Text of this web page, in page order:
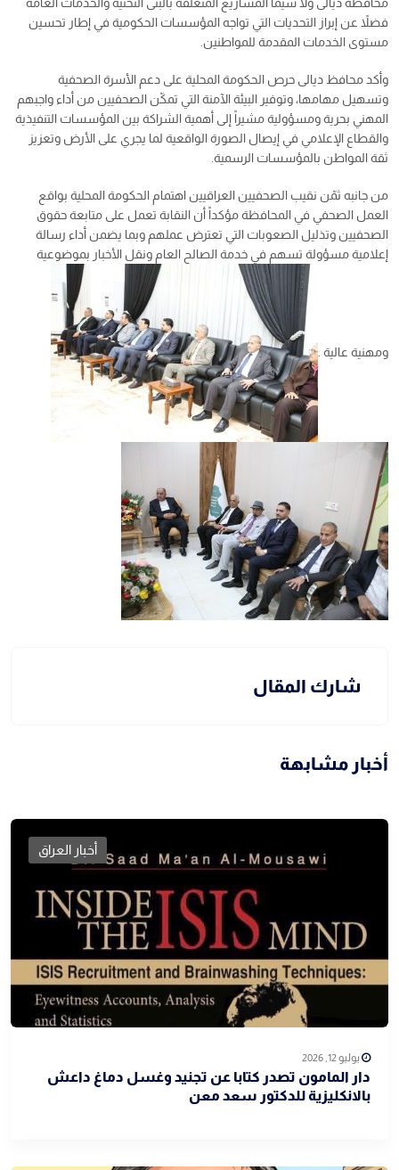
فضلاً عن إبراز التحديات التي تواجه المؤسسات الحكومية في إطار تحسين
مستوى الخدمات المقدمة للمواطنين.
وأكد محافظ ديالى حرص الحكومة المحلية على دعم الأسرة الصحفية
وتسهيل مهامها، وتوفير البيئة الآمنة التي تمكّن الصحفيين من أداء واجبهم
المهني بحرية ومسؤولية مشيراً إلى أهمية الشراكة بين المؤسسات التنفيذية
والقطاع الإعلامي في إيصال الصورة الواقعية لما يجري على الأرض وتعزيز
ثقة المواطن بالمؤسسات الرسمية.
من جانبه ثمّن نقيب الصحفيين العراقيين اهتمام الحكومة المحلية بواقع
العمل الصحفي في المحافظة مؤكداً أن النقابة تعمل على متابعة حقوق
الصحفيين وتذليل الصعوبات التي تعترض عملهم وبما يضمن أداء رسالة
إعلامية مسؤولة تسهم في خدمة الصالح العام ونقل الأخبار بموضوعية
ومهنية عالية .
شارك المقال
أخبار مشابهة
أخبار العراق
يوليو 12, 2026
دار المامون تصدر كتابا عن تجنيد وغسل دماغ داعش
بالانكليزية للدكتور سعد معن